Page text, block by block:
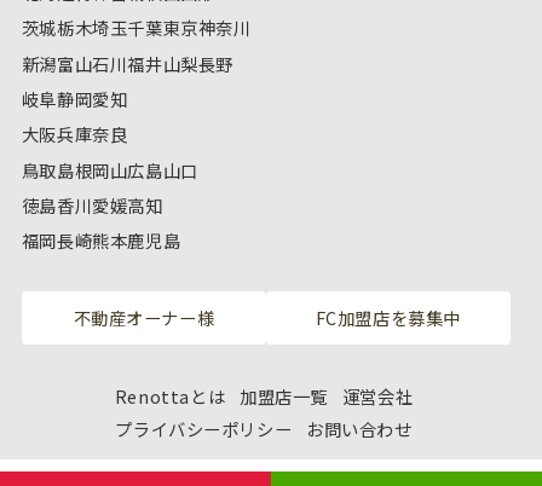
茨城栃木埼玉千葉東京神奈川
新潟富山石川福井山梨長野
岐阜静岡愛知
大阪兵庫奈良
鳥取島根岡山広島山口
徳島香川愛媛高知
福岡長崎熊本鹿児島
不動産オーナー様 FC加盟店を募集中
Renottaとは 加盟店一覧
運営会社
プライバシーポリシー
お問い合わせ